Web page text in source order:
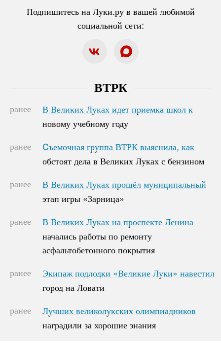
Подпишитесь на Луки.ру в вашей любимой
социальной сети:
ВТРК
ранее
В Великих Луках идет приемка школ к
новому учебному году
В Великих Луках идет приемка школ к
новому учебному году
ранее
Cъемочная группа ВТРК выяснила, как
обстоят дела в Великих Луках с бензином
Cъемочная группа ВТРК выяснила, как
обстоят дела в Великих Луках с бензином
ранее
В Великих Луках прошёл муниципальный
этап игры «Зарница»
В Великих Луках прошёл муниципальный
этап игры «Зарница»
ранее
В Великих Луках на проспекте Ленина
начались работы по ремонту
асфальтобетонного покрытия
В Великих Луках на проспекте Ленина
начались работы по ремонту
асфальтобетонного покрытия
ранее
Экипаж подлодки «Великие Луки» навестил
город на Ловати
Экипаж подлодки «Великие Луки» навестил
город на Ловати
ранее
Лучших великолукских олимпиадников
наградили за хорошие знания
Лучших великолукских олимпиадников
наградили за хорошие знания